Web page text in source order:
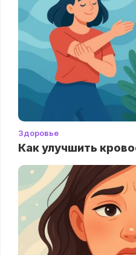
Здоровье
Как улучшить